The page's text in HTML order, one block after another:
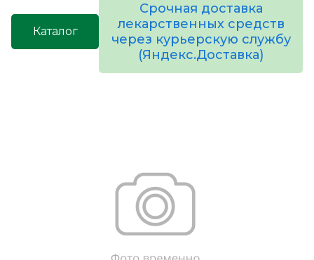
Каталог
Срочная доставка
лекарственных средств
через курьерскую службу
(Яндекс.Доставка)